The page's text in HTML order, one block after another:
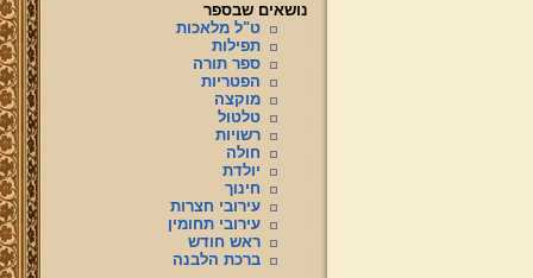
נושאים שבספר
ט"ל מלאכות
תפילות
ספר תורה
הפטריות
מוקצה
טלטול
רשויות
חולה
יולדת
חינוך
עירובי חצרות
עירובי תחומין
ראש חודש
ברכת הלבנה
ברוכים הבאים לאתר מהרי"ץ
יד מהרי"ץ - פורטל תורני למורשת יהדות
תימן, האתר הרשמי להנצחת מורשתו
של גאון רבני תימן ותפארתם מהרי"ץ